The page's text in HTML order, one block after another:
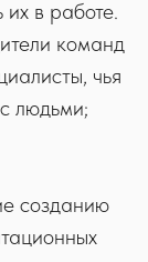
в работе.
команд
чья
людьми;
созданию